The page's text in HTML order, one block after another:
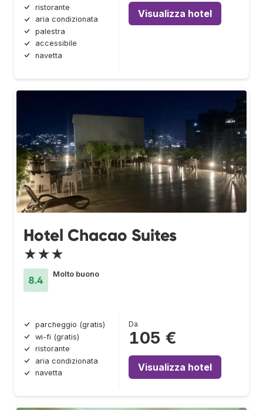
ristorante
aria condizionata
palestra
accessibile
navetta
Visualizza hotel
Hotel Chacao Suites
★★★
8.4
Molto buono
parcheggio (gratis)
wi-fi (gratis)
ristorante
aria condizionata
navetta
Da
105 €
Visualizza hotel